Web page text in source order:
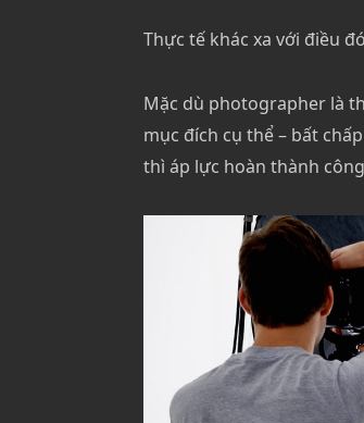
Thực tế khác xa với điều đó
Mặc dù photographer là
mục đích cụ thể – bất
thì áp lực hoàn thành